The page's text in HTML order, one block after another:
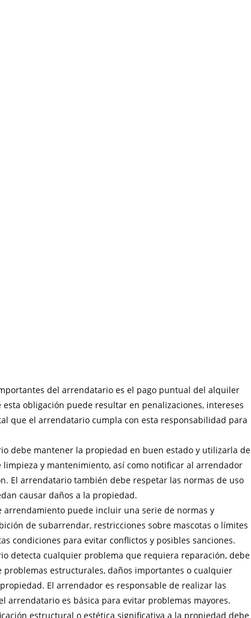
del arrendatario es el pago puntual del alquiler
obligación puede resultar en penalizaciones, intereses
que el arrendatario cumpla con esta responsabilidad para
debe mantener la propiedad en buen estado y utilizarla de
y mantenimiento, así como notificar al arrendador
El arrendatario también debe respetar las normas de uso
causar daños a la propiedad.
arrendamiento puede incluir una serie de normas y
de subarrendar, restricciones sobre mascotas o límites
condiciones para evitar conflictos y posibles sanciones.
detecta cualquier problema que requiera reparación, debe
estructurales, daños importantes o cualquier
El arrendador es responsable de realizar las
arrendatario es básica para evitar problemas mayores.
estructural o estética significativa a la propiedad debe